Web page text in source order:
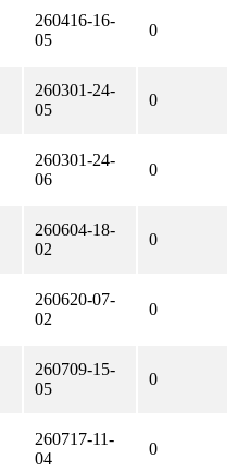
260416-16-
05
0
260301-24-
05
0
260301-24-
06
0
260604-18-
02
0
260620-07-
02
0
260709-15-
05
0
260717-11-
04
0